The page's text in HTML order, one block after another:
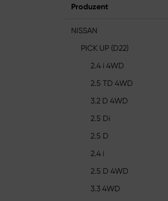
Produzent
NISSAN
PICK UP (D22)
2.4 i 4WD
2.5 TD 4WD
3.2 D 4WD
2.5 Di
2.5 D
2.4 i
2.5 D 4WD
3.3 4WD